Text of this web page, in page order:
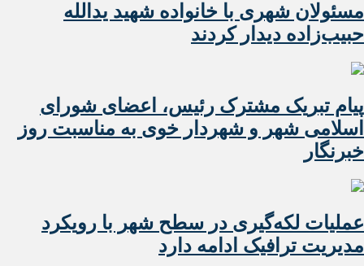
مسئولان شهری با خانواده شهید یدالله
حبیب‌زاده دیدار کردند
پیام تبریک مشترک رئیس، اعضای شورای
اسلامی شهر و شهردار خوی به مناسبت روز
خبرنگار
عملیات لکه‌گیری در سطح شهر با رویکرد
مدیریت ترافیک ادامه دارد